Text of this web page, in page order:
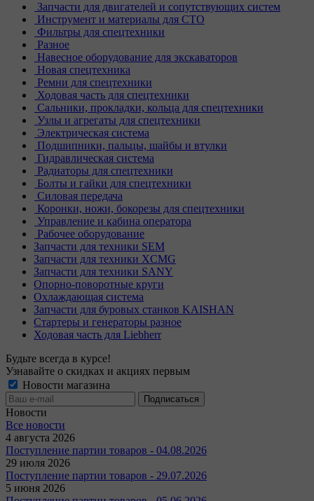
Запчасти для двигателей и сопутствующих систем
Инструмент и материалы для СТО
Фильтры для спецтехники
Разное
Навесное оборудование для экскаваторов
Новая спецтехника
Ремни для спецтехники
Ходовая часть для спецтехники
Сальники, прокладки, кольца для спецтехники
Узлы и агрегаты для спецтехники
Электрическая система
Подшипники, пальцы, шайбы и втулки
Гидравлическая система
Радиаторы для спецтехники
Болты и гайки для спецтехники
Силовая передача
Коронки, ножи, бокорезы для спецтехники
Управление и кабина оператора
Рабочее оборудование
Запчасти для техники SEM
Запчасти для техники XCMG
Запчасти для техники SANY
Опорно-поворотные круги
Охлаждающая система
Запчасти для буровых станков KAISHAN
Стартеры и генераторы разное
Ходовая часть для Liebherr
Будьте всегда в курсе!
Узнавайте о скидках и акциях первым
Новости магазина
Новости
Все новости
4 августа 2026
Поступление партии товаров - 04.08.2026
29 июля 2026
Поступление партии товаров - 29.07.2026
5 июня 2026